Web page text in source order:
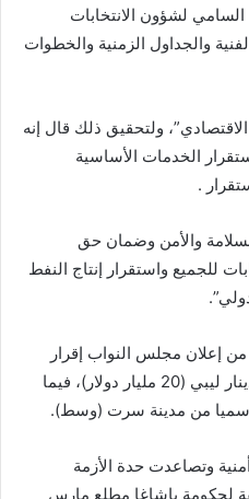
لشؤون الانتخابات
والجداول الزمنية والخطوات
ولتحقيق ذلك قال إنه
الخدمات الأساسية
.
والأمن وضمان حق
للجميع واستقرار إنتاج النفط
إعلان مجلس النواب إقرار
موازنة لحكومته بنحو 89.6 مليار دينار ليبي (20 مليار دولار)، فيما
رسميا من مدينة سرت (وسط).
وتصاعدت حدة الأزمة
لحكومة باشاغا مطلع مارس